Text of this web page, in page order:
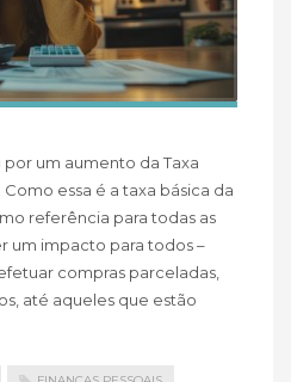
um aumento da Taxa
Como essa é a taxa básica da
referência para todas as
um impacto para todos –
compras parceladas,
até aqueles que estão